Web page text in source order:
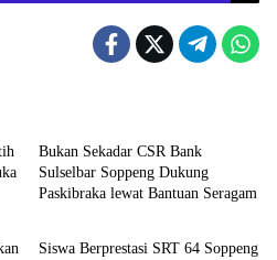
Bukan Sekadar CSR Bank
Sulselbar Soppeng Dukung
Paskibraka lewat Bantuan Seragam
Metro
Siswa Berprestasi SRT 64 Soppeng